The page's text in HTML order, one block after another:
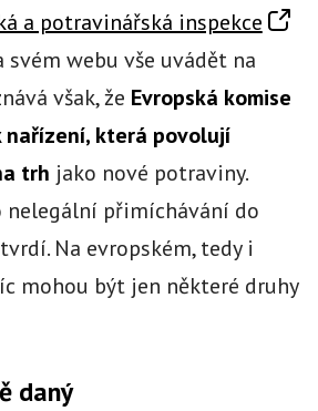
a potravinářská inspekce
webu vše uvádět na
však, že Evropská komise
která povolují
trh jako nové potraviny.
nelegální přimíchávání do
Na evropském, tedy i
mohou být jen některé druhy
daný